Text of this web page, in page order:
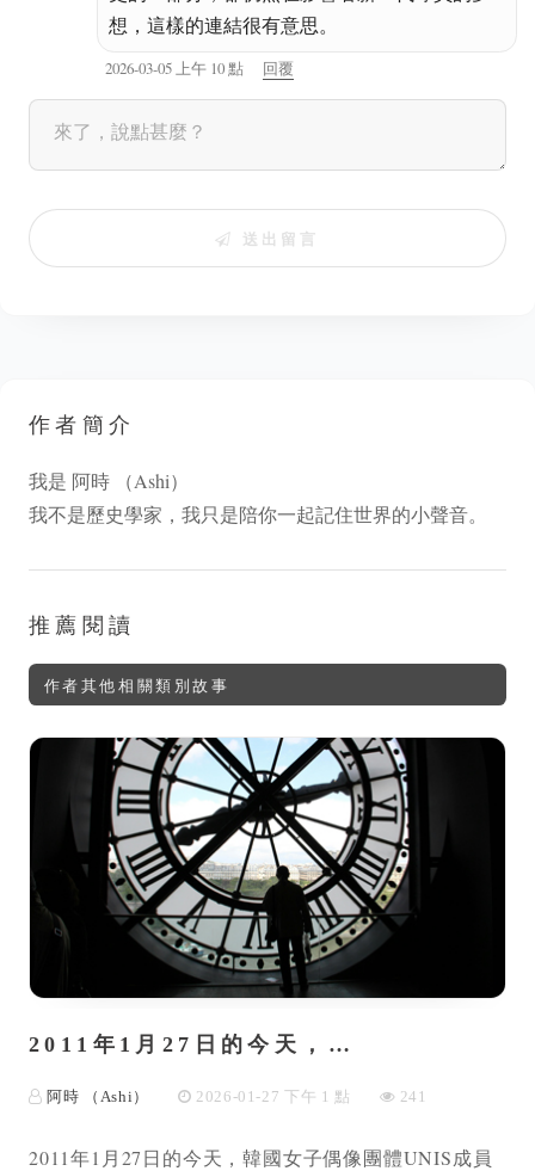
想，這樣的連結很有意思。
2026-03-05 上午 10 點 回覆
送出留言
作者簡介
我是 阿時 （Ashi）
我不是歷史學家，我只是陪你一起記住世界的小聲音。
推薦閱讀
作者其他相關類別故事
2011年1月27日的今天，…
阿時 （Ashi） 2026-01-27 下午 1 點 241
2011年1月27日的今天，韓國女子偶像團體UNIS成員